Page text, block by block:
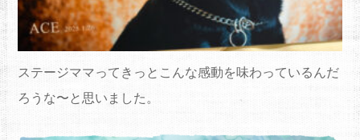
ステージママってきっとこんな感動を味わっているんだ
ろうな〜 と思いま した 。